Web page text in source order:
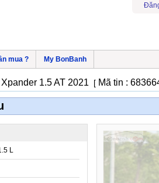
mua ? My BonBanh
1.5 AT 2021 [ Mã tin :
L